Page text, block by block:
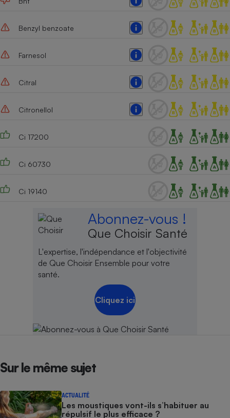
Benzyl benzoate
Farnesol
Citral
Citronellol
Ci 17200
Ci 60730
Ci 19140
Abonnez-vous !
Que Choisir Santé
L'expertise, l'indépendance et l'objectivité
de Que Choisir Ensemble pour votre
santé.
Cliquez ici
Sur le même sujet
ACTUALITÉ
Les moustiques vont-ils s’habituer au
répulsif le plus efficace ?